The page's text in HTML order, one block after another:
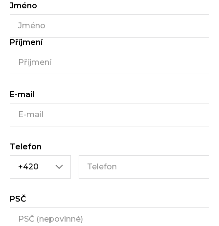
Jméno
Příjmení
E-mail
Telefon
PSČ